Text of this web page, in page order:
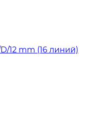
12 mm (16 линий)